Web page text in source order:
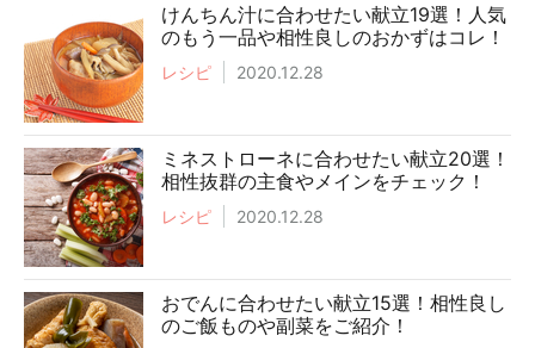
けんちん汁に合わせたい献立19選！人気
のもう一品や相性良しのおかずはコレ！
レシピ 2020.12.28
ミネストローネに合わせたい献立20選！
相性抜群の主食やメインをチェック！
レシピ 2020.12.28
おでんに合わせたい献立15選！相性良し
のご飯ものや副菜をご紹介！